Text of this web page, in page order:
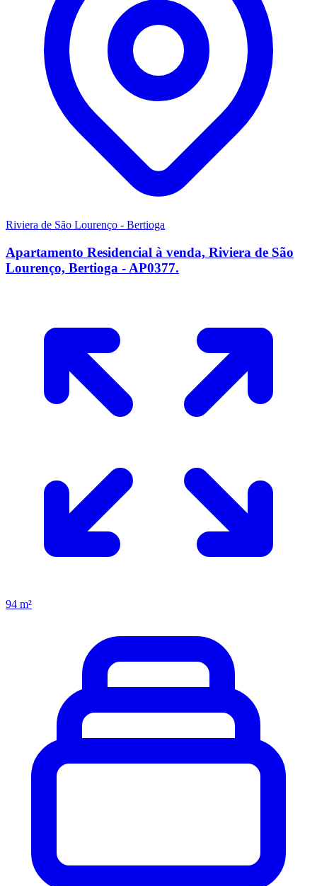
Riviera de São Lourenço - Bertioga
Apartamento Residencial à venda, Riviera de São
Lourenço, Bertioga - AP0377.
94 m²